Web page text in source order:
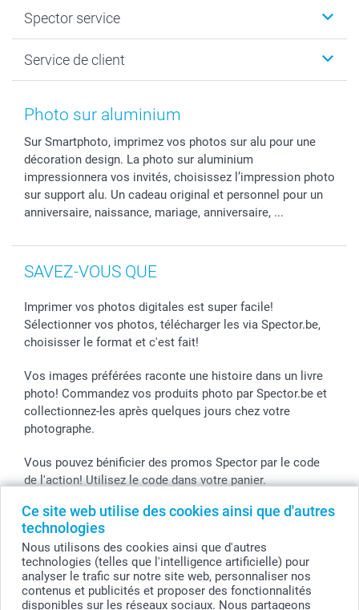
Ce site web utilise des cookies ainsi que d'autres
technologies
Nous utilisons des cookies ainsi que d'autres
technologies (telles que l'intelligence artificielle) pour
analyser le trafic sur notre site web, personnaliser nos
contenus et publicités et proposer des fonctionnalités
disponibles sur les réseaux sociaux. Nous partageons
Livre photo
Développement photo & Tirage photo
Cadres photo, accessoires déco & bonbons
Stickers & Etiquettes
Plan du site
Vie privée
Spector service
smartbonus
Statut de ma commnade
Service de client
Photo sur aluminium
Sur Smartphoto, imprimez vos photos sur alu pour une
décoration design. La photo sur aluminium
impressionnera vos invités, choisissez l’impression photo
sur support alu. Un cadeau original et personnel pour un
anniversaire, naissance, mariage, anniversaire, ...
SAVEZ-VOUS QUE
Imprimer vos photos digitales est super facile!
Sélectionner vos photos, télécharger les via Spector.be,
choisisser le format et c'est fait!
Vos images préférées raconte une histoire dans un livre
photo! Commandez vos produits photo par Spector.be et
collectionnez-les après quelques jours chez votre
photographe.
Vous pouvez bénificier des promos Spector par le code
de l'action! Utilisez le code dans votre panier.
© smartphoto group. Tous droits réservés
smartphoto group SA.
Siège social : Kwatrechtsteenweg 160, 9230 Wetteren, Belgique
Numéro de TVA BE 0405.706.755
Tous les prix sont en EURO (€), TVA incluse et hors frais de port.